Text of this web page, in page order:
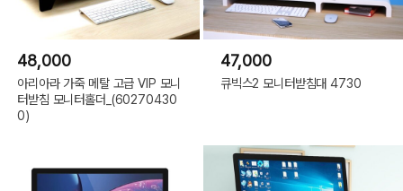
48,000
아리아라 가죽 메탈 고급 VIP 모니
터받침 모니터홀더_(60270430
0)
47,000
큐빅스2 모니터받침대 4730